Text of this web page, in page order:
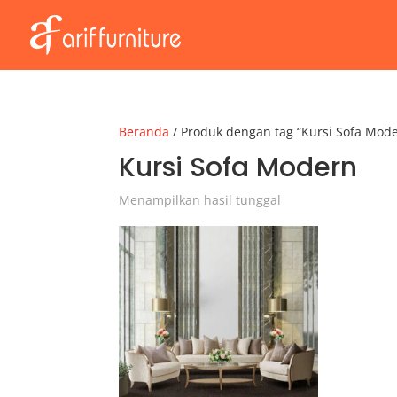
Beranda / Produk dengan tag “Kursi Sofa
Kursi Sofa Modern
Menampilkan hasil tunggal